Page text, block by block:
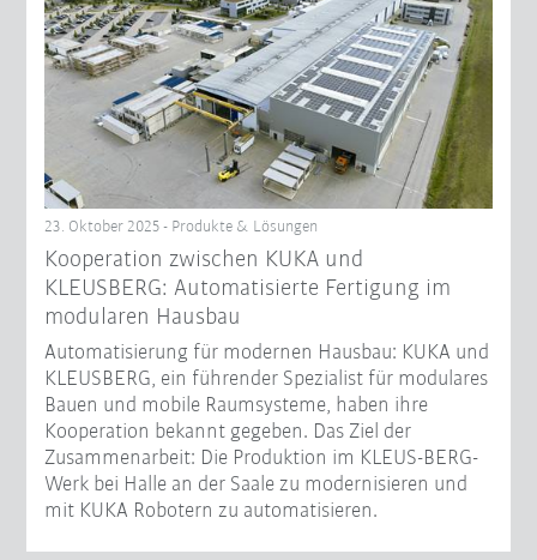
23. Oktober 2025 - Produkte & Lösungen
Kooperation zwischen KUKA und
KLEUSBERG: Automatisierte Fertigung im
modularen Hausbau
Automatisierung für modernen Hausbau: KUKA und
KLEUSBERG, ein führender Spezialist für modulares
Bauen und mobile Raumsysteme, haben ihre
Kooperation bekannt gegeben. Das Ziel der
Zusammenarbeit: Die Produktion im KLEUS-BERG-
Werk bei Halle an der Saale zu modernisieren und
mit KUKA Robotern zu automatisieren.